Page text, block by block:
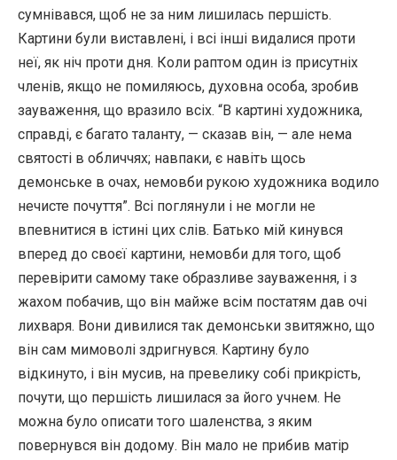
сумнівався, щоб не за ним лишилась першість.
Картини були виставлені, і всі інші видалися проти
неї, як ніч проти дня. Коли раптом один із присутніх
членів, якщо не помиляюсь, духовна особа, зробив
зауваження, що вразило всіх. “В картині художника,
справді, є багато таланту, — сказав він, — але нема
святості в обличчях; навпаки, є навіть щось
демонське в очах, немовби рукою художника водило
нечисте почуття”. Всі поглянули і не могли не
впевнитися в істині цих слів. Батько мій кинувся
вперед до своєї картини, немовби для того, щоб
перевірити самому таке образливе зауваження, і з
жахом побачив, що він майже всім постатям дав очі
лихваря. Вони дивилися так демонськи звитяжно, що
він сам мимоволі здригнувся. Картину було
відкинуто, і він мусив, на превелику собі прикрість,
почути, що першість лишилася за його учнем. Не
можна було описати того шаленства, з яким
повернувся він додому. Він мало не прибив матір